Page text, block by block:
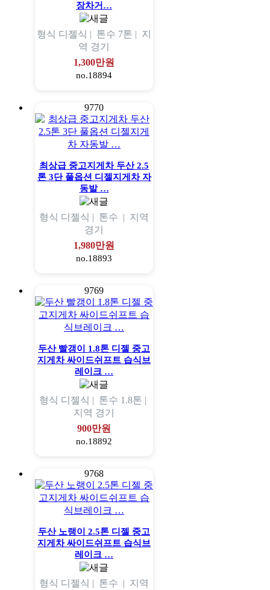
장차거…
형식 디젤식 | 톤수 7톤 | 지
역 경기
1,300만원
no.18894
9770
최상급 중고지게차 두산 2.5
톤 3단 풀옵션 디젤지게차 자
동발 …
형식 디젤식 | 톤수 | 지역
경기
1,980만원
no.18893
9769
두산 빨갱이 1.8톤 디젤 중고
지게차 싸이드쉬프트 습식브
레이크 …
형식 디젤식 | 톤수 1.8톤 |
지역 경기
900만원
no.18892
9768
두산 노랭이 2.5톤 디젤 중고
지게차 싸이드쉬프트 습식브
레이크 …
형식 디젤식 | 톤수 | 지역